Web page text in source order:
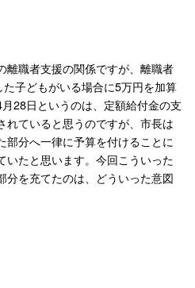
離職者支援の関係ですが、離職者
子どもがいる場合に5万円を加算
28日というのは、定額給付金の支
れていると思うのですが、市長は
部分へ一律に予算を付けることに
いたと思います。今回こういった
分を充てたのは、どういった意図